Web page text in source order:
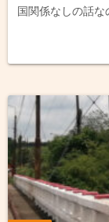
国関係なしの話